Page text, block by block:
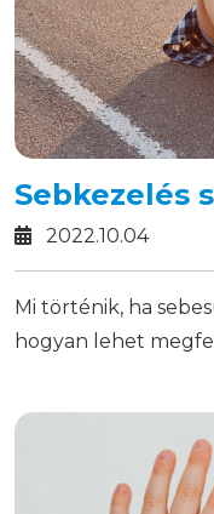
Sebkezelés
2022.10.04
Mi történik, ha
hogyan lehet